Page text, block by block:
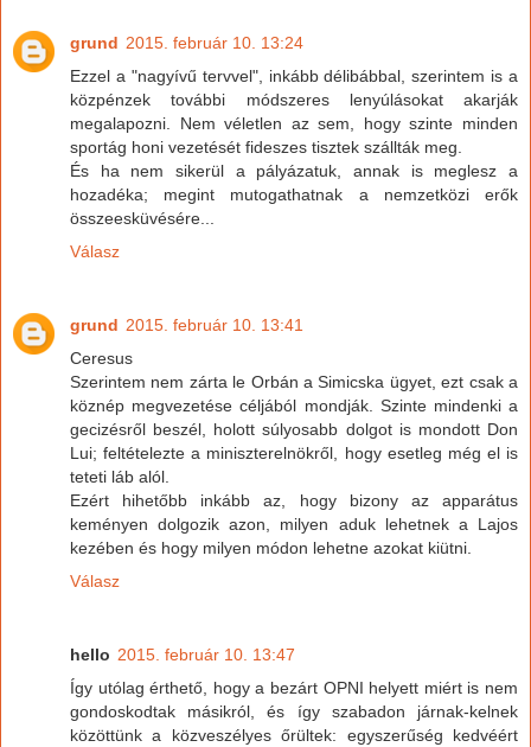
grund 2015. február 10. 13:24
Ezzel a "nagyívű tervvel", inkább délibábbal, szerintem is a
közpénzek további módszeres lenyúlásokat akarják
megalapozni. Nem véletlen az sem, hogy szinte minden
sportág honi vezetését fideszes tisztek szállták meg.
És ha nem sikerül a pályázatuk, annak is meglesz a
hozadéka; megint mutogathatnak a nemzetközi erők
összeesküvésére...
Válasz
grund 2015. február 10. 13:41
Ceresus
Szerintem nem zárta le Orbán a Simicska ügyet, ezt csak a
köznép megvezetése céljából mondják. Szinte mindenki a
gecizésről beszél, holott súlyosabb dolgot is mondott Don
Lui; feltételezte a miniszterelnökről, hogy esetleg még el is
teteti láb alól.
Ezért hihetőbb inkább az, hogy bizony az apparátus
keményen dolgozik azon, milyen aduk lehetnek a Lajos
kezében és hogy milyen módon lehetne azokat kiütni.
Válasz
hello 2015. február 10. 13:47
Így utólag érthető, hogy a bezárt OPNI helyett miért is nem
gondoskodtak másikról, és így szabadon járnak-kelnek
közöttünk a közveszélyes őrültek: egyszerűség kedvéért